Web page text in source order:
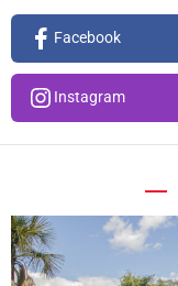
Facebook
Instagram